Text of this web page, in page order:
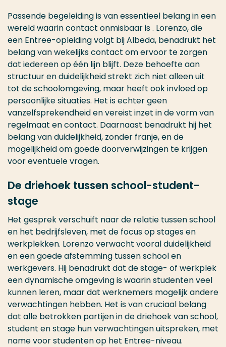
Passende begeleiding is van essentieel belang in een
wereld waarin contact onmisbaar is . Lorenzo, die
een Entree-opleiding volgt bij Albeda, benadrukt het
belang van wekelijks contact om ervoor te zorgen
dat iedereen op één lijn blijft. Deze behoefte aan
structuur en duidelijkheid strekt zich niet alleen uit
tot de schoolomgeving, maar heeft ook invloed op
persoonlijke situaties. Het is echter geen
vanzelfsprekendheid en vereist inzet in de vorm van
regelmaat en contact. Daarnaast benadrukt hij het
belang van duidelijkheid, zonder franje, en de
mogelijkheid om goede doorverwijzingen te krijgen
voor eventuele vragen.
De driehoek tussen school-student-
stage
Het gesprek verschuift naar de relatie tussen school
en het bedrijfsleven, met de focus op stages en
werkplekken. Lorenzo verwacht vooral duidelijkheid
en een goede afstemming tussen school en
werkgevers. Hij benadrukt dat de stage- of werkplek
een dynamische omgeving is waarin studenten veel
kunnen leren, maar dat werknemers mogelijk andere
verwachtingen hebben. Het is van cruciaal belang
dat alle betrokken partijen in de driehoek van school,
student en stage hun verwachtingen uitspreken, met
name voor studenten op het Entree-niveau.